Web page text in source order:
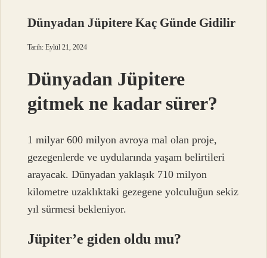
Dünyadan Jüpitere Kaç Günde Gidilir
Tarih: Eylül 21, 2024
Dünyadan Jüpitere
gitmek ne kadar sürer?
1 milyar 600 milyon avroya mal olan proje,
gezegenlerde ve uydularında yaşam belirtileri
arayacak. Dünyadan yaklaşık 710 milyon
kilometre uzaklıktaki gezegene yolculuğun sekiz
yıl sürmesi bekleniyor.
Jüpiter’e giden oldu mu?